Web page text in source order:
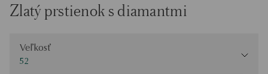
Zlatý prstienok s diamantmi
Veľkosť
52